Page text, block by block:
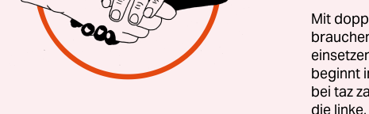
chinesischen Grenze die
Manas-Epos rezitieren. Rappern
Spontandichtungen vor, während
auf diese Weise Hochzeiten und
Mit
beginnt
bei taz
die